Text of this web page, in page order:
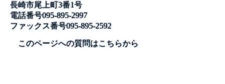
長崎市尾上町3番1号
電話番号095-895-2997
ファックス番号095-895-2592
このページへの質問はこちらから